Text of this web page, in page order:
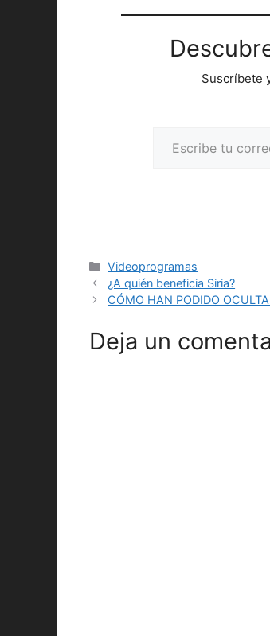
Suscríbete
Categorías
Videoprogramas
¿A quién beneficia Siria?
CÓMO HAN PODIDO
Deja un